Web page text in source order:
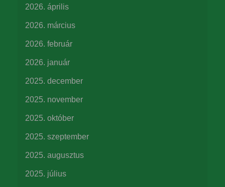
2026. április
2026. március
2026. február
2026. január
2025. december
2025. november
2025. október
2025. szeptember
2025. augusztus
2025. július